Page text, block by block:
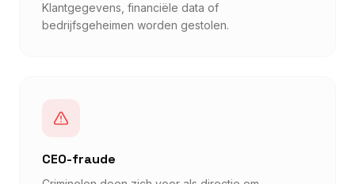
Klantgegevens, financiële data of
bedrijfsgeheimen worden gestolen.
CEO-fraude